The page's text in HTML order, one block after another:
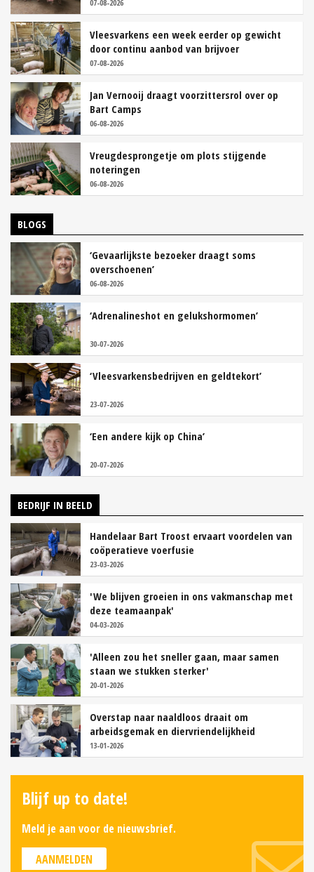
07-08-2026
Vleesvarkens een week eerder op gewicht
door continu aanbod van brijvoer
07-08-2026
Jan Vernooij draagt voorzittersrol over op
Bart Camps
06-08-2026
Vreugdesprongetje om plots stijgende
noteringen
06-08-2026
BLOGS
‘Gevaarlijkste bezoeker draagt soms
overschoenen’
06-08-2026
‘Adrenalineshot en gelukshormomen’
30-07-2026
‘Vleesvarkensbedrijven en geldtekort’
23-07-2026
‘Een andere kijk op China’
20-07-2026
BEDRIJF IN BEELD
Handelaar Bart Troost ervaart voordelen van
coöperatieve voerfusie
23-03-2026
'We blijven groeien in ons vakmanschap met
deze teamaanpak'
04-03-2026
'Alleen zou het sneller gaan, maar samen
staan we stukken sterker'
20-01-2026
Overstap naar naaldloos draait om
arbeidsgemak en diervriendelijkheid
13-01-2026
Blijf up to date!
Meld je aan voor de nieuwsbrief.
AANMELDEN